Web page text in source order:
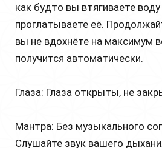
как будто вы втягиваете
проглатываете её.
вы не вдохнёте на максимум
получится автоматически.
Глаза: Глаза открыты, не
Мантра: Без музыкального
Слушайте звук вашего